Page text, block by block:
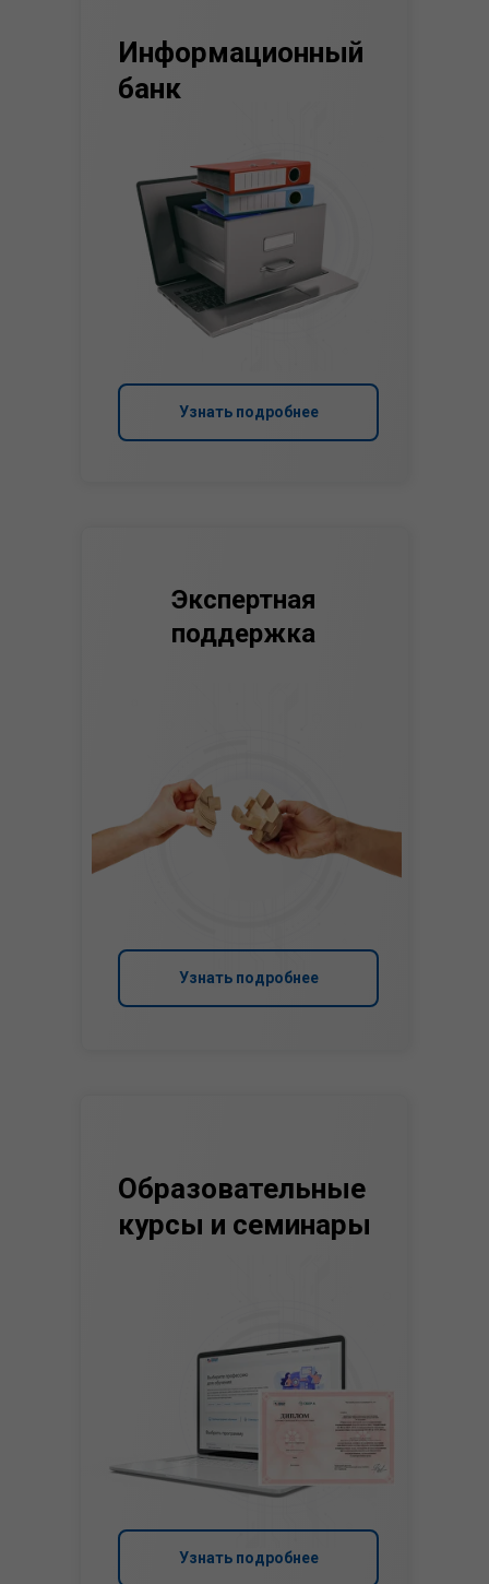
Узнать подробнее
Информационный
банк
Узнать подробнее
Экспертная
поддержка
Узнать подробнее
Образовательные
курсы и семинары